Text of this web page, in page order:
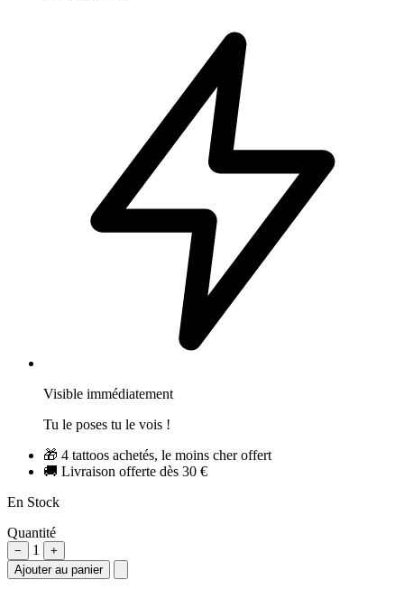
Visible immédiatement
Tu le poses tu le vois !
🎁 4 tattoos achetés, le moins cher offert
🚚 Livraison offerte dès 30 €
En Stock
Quantité
− 1
+
Ajouter au panier